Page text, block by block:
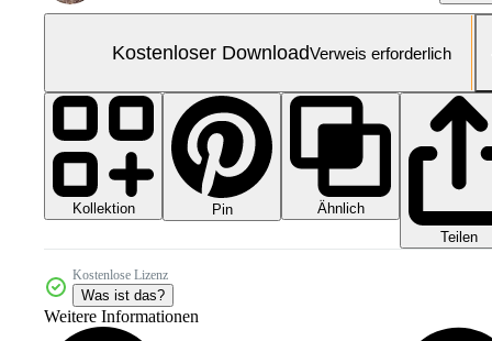
Kostenloser DownloadVerweis erforderlich
Kollektion Pin
Ähnlich
Teilen
Kostenlose Lizenz
Was ist das?
Weitere Informationen